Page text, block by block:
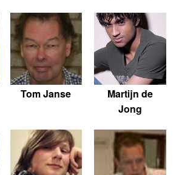
Tom Janse
Martijn de
Jong